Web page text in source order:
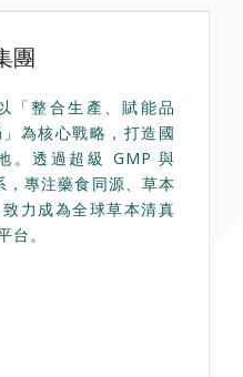
團
「整合生產、賦能品
為核心戰略，打造國
。透過超級 GMP 與
專注藥食同源、草本
力成為全球草本清真
台。